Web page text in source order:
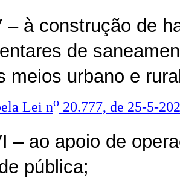
– à construção de
de
meios urbano e
Lei no 20.777, de 25-5-
– ao apoio de
pública;